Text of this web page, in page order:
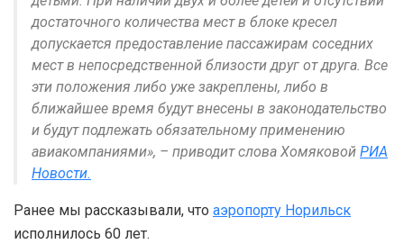
достаточного количества мест в блоке кресел
допускается предоставление пассажирам соседних
мест в непосредственной близости друг от друга. Все
эти положения либо уже закреплены, либо в
ближайшее время будут внесены в законодательство
и будут подлежать обязательному применению
авиакомпаниями», – приводит слова Хомяковой РИА
Новости.
Ранее мы рассказывали, что аэропорту Норильск
исполнилось 60 лет.